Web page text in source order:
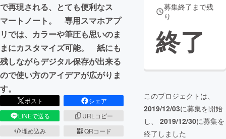
で再現される、とても便利なス
マートノート。 専用スマホアプ
リでは、カラーや筆圧も思いのま
まにカスタマイズ可能。 紙にも
残しながらデジタル保存が出来る
ので使い方のアイデアが広がりま
す。
ポスト
シェア
LINEで送る
URLコピー
埋め込み
QRコード
募集終了まで残
り
終了
このプロジェクトは、
2019/12/03に募集を開始
し、 2019/12/30に募集を
終了しました